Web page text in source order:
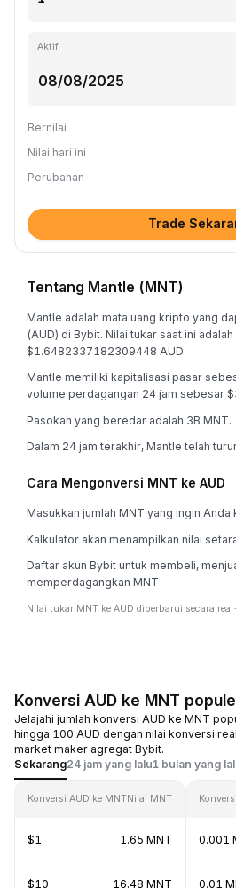
Aktif
Bernilai
Nilai hari ini
Perubahan
Trade
Tentang Mantle (MNT)
Mantle adalah mata uang kripto yang
(AUD) di Bybit. Nilai tukar saat ini adalah
$1.6482337182309448 AUD.
Mantle memiliki kapitalisasi pasar
volume perdagangan 24 jam sebesar
Pasokan yang beredar adalah 3B MNT.
Dalam 24 jam terakhir, Mantle telah
Cara Mengonversi MNT ke AUD
Masukkan jumlah MNT yang ingin Anda
Kalkulator akan menampilkan nilai
Daftar akun Bybit untuk membeli,
memperdagangkan MNT
Nilai tukar MNT ke AUD diperbarui secara
Konversi AUD ke MNT
Jelajahi jumlah konversi AUD ke MNT
hingga 100 AUD dengan nilai konversi
market maker agregat Bybit.
Sekarang24 jam yang lalu1 bulan yang
Konversi AUD ke MNTNilai MNT
$1 1.65 MNT
$10 16.48 MNT
0.001
0.01